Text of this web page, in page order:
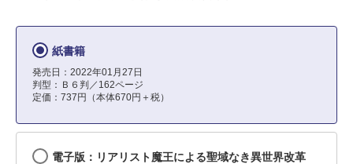
紙書籍
発売日：2022年01月27日
判型：Ｂ６判／162ページ
定価：737円（本体670円＋税）
電子版：リアリスト魔王による聖域なき異世界改革